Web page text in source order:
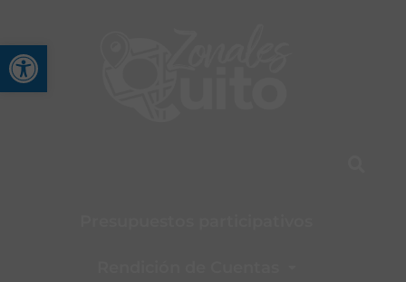
Abrir barra de